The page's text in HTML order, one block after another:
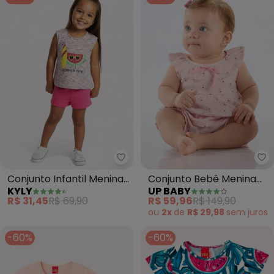
Kyly - Conjunto Infantil Menina
Conjunto Infantil Menina
Melancia (Rosa)
KYLY
R$ 31,45R$ 69,90
Conjunto Bebê Menina
em Suedine (Rosa)
UP BABY
R$ 59,96R$ 149,90
ou 2x de R$ 29,98 sem juros
-60% -60%